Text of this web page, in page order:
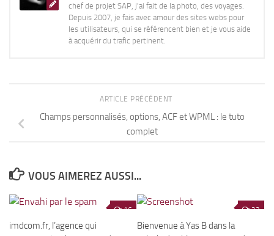
chef de projet SAP, j'ai fait de la photo, des voyages.
Depuis 2007, je fais avec amour des sites webs pour
les utilisateurs, qui se référencent bien et je vous aide
à acquérir du trafic pertinent.
ARTICLE PRÉCÉDENT
Champs personnalisés, options, ACF et WPML : le tuto
complet
VOUS AIMEREZ AUSSI...
16
imdcom.fr, l’agence qui
23
Bienvenue à Yas B dans la